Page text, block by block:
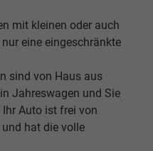
mit kleinen oder auch
eine eingeschränkte
sind von Haus aus
Jahreswagen und Sie
Ihr Auto ist frei von
hat die volle